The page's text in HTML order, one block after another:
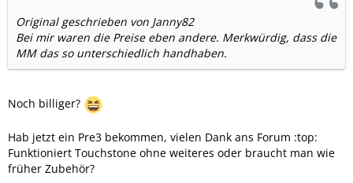
Original geschrieben von Janny82
Bei mir waren die Preise eben andere. Merkwürdig, dass die
MM das so unterschiedlich handhaben.
Noch billiger?
Hab jetzt ein Pre3 bekommen, vielen Dank ans Forum :top:
Funktioniert Touchstone ohne weiteres oder braucht man wie
früher Zubehör?